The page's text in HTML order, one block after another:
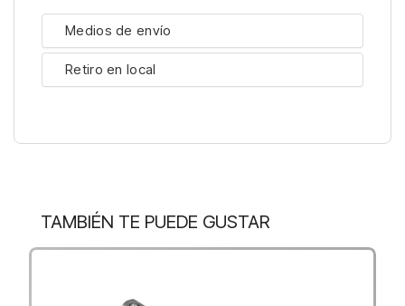
Medios de envío
Retiro en local
TAMBIÉN TE PUEDE GUSTAR